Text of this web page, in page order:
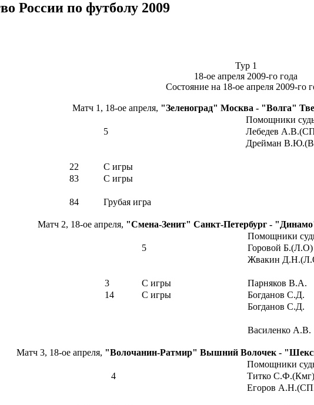
России по футболу 2009
Тур 1
18-ое апреля 2009-го года
Состояние на 18-ое апреля 2009-го
Матч 1, 18-ое апреля, "Зеленоград" Москва - "Волга"
Помощники
5 Лебедев
Дрейман
22
С игры
83
С игры
84 Грубая игра
Матч 2, 18-ое апреля, "Смена-Зенит" Санкт-Петербург -
Помощники
5 Горовой Б.(Л.О)
Жвакин
3 С игры Парняков В.А.
14 С игры Богданов С.Д.
Богданов С.Д.
Василенко А.В.
Матч 3, 18-ое апреля, "Волочанин-Ратмир" Вышний Волочек -
Помощники
4 Титко С.Ф.(Кмг)
Егоров